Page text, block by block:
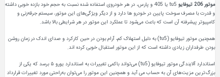
موتور 206 تیوفایو
tu5 یا 405 و پارس، در هر خودروی استفاده شده نسبت به حجم خود بازده خوبی داشته
و قدرت با مصرف سوخت پایین در خودرو ها دارد و از دیگر ویژگی‌های این موتور، سیستم جرقه‌زنی و
کامپیوتر پیشرفته آن است که باعث می‌شود تا عملکرد این موتور در هر شرایطی بالا باشد.
همچنین موتور تیوفایو (tu5) به دلیل استهلاک کم، آرام بودن در حین کارکرد و صدای اندک در زمان روشن
بودن طرفداران زیادی داشته است که از این موتور استقبال خوبی کرده اند.
استاندارد آلایندگی موتور تیوفایو (tu5) می‌تواند باکمی تغییرات به استاندارد یورو ۵ برسد که یکی از
بزرگ‌ترین مزیت‌های آن به حساب می آید و همچنین این موتور را می‌توان به‌راحتی مورد تغییرات قرارداد